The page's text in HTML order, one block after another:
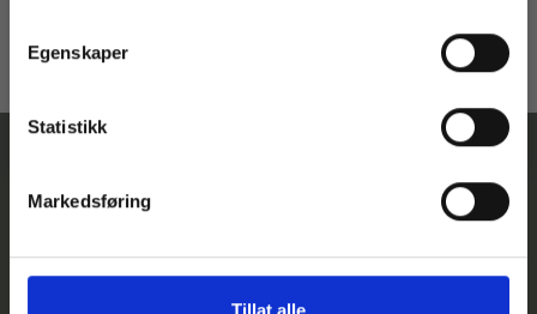
Egenskaper
Statistikk
Markedsføring
Tillat alle
KontaktFølg
oss
AdresseBetingelser